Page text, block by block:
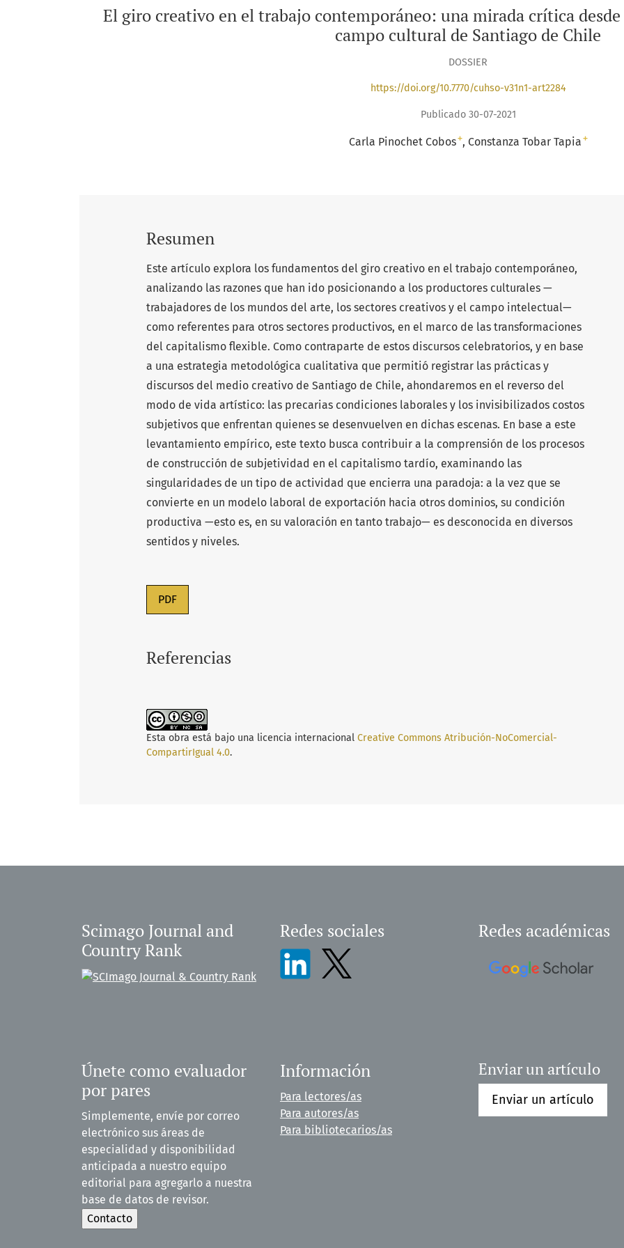
El giro creativo en el trabajo contemporáneo: una mirada crítica
campo cultural de Santiago de Chile
DOSSIER
https://doi.org/10.7770/cuhso-v31n1-art2284
Publicado 30-07-2021
Carla Pinochet Cobos+ Constanza Tobar Tapia +
Resumen
Este artículo explora los fundamentos del giro creativo en el trabajo contemporáneo,
analizando las razones que han ido posicionando a los productores culturales —
trabajadores de los mundos del arte, los sectores creativos y el campo intelectual—
como referentes para otros sectores productivos, en el marco de las transformaciones
del capitalismo flexible. Como contraparte de estos discursos celebratorios, y en base
a una estrategia metodológica cualitativa que permitió registrar las prácticas y
discursos del medio creativo de Santiago de Chile, ahondaremos en el reverso del
modo de vida artístico: las precarias condiciones laborales y los invisibilizados costos
subjetivos que enfrentan quienes se desenvuelven en dichas escenas. En base a este
levantamiento empírico, este texto busca contribuir a la comprensión de los procesos
de construcción de subjetividad en el capitalismo tardío, examinando las
singularidades de un tipo de actividad que encierra una paradoja: a la vez que se
convierte en un modelo laboral de exportación hacia otros dominios, su condición
productiva —esto es, en su valoración en tanto trabajo— es desconocida en diversos
sentidos y niveles.
PDF
Referencias
Esta obra está bajo una licencia internacional Creative Commons Atribución-NoComercial-
CompartirIgual 4.0.
Scimago Journal and
Country Rank
Redes sociales Redes académicas
Únete como evaluador
por pares
Simplemente, envíe por correo
electrónico sus áreas de
especialidad y disponibilidad
anticipada a nuestro equipo
editorial para agregarlo a nuestra
base de datos de revisor.
Información
Para lectores/as
Para autores/as
Para bibliotecarios/as
Enviar un artículo
Enviar un artículo